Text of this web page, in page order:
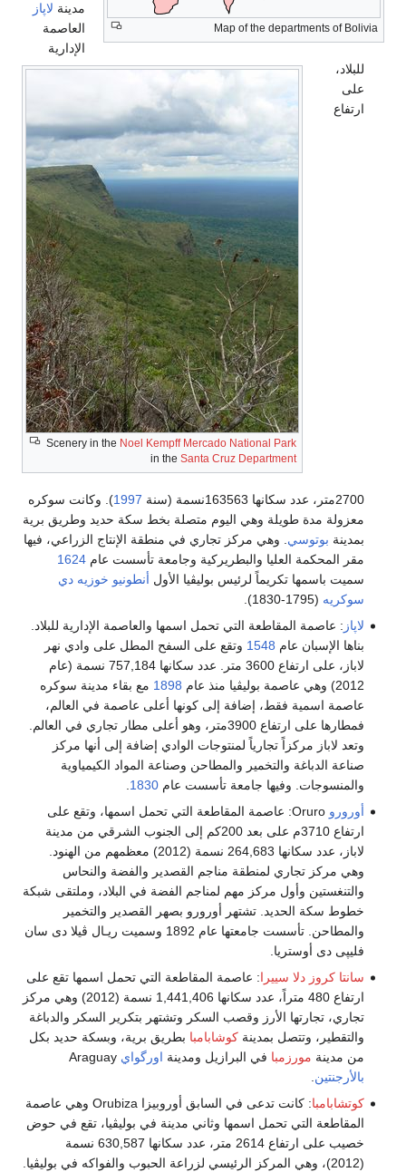
Map of the departments of Bolivia
Scenery in theNoel Kempff Mercado National Park
in theSanta Cruz Department
مدينةلاپاز
العاصمة
الإدارية
للبلاد،
على
ارتفاع
2700متر، عدد سكانها 163563نسمة (سنة 1997). وكانت سوكره
معزولة مدة طويلة وهي اليوم متصلة بخط سكة حديد وطريق برية
بمدينةبوتوسي. وهي مركز تجاري في منطقة الإنتاج الزراعي، فيها
مقر المحكمة العليا والبطريركية وجامعة تأسست عام1624
سميت باسمها تكريماً لرئيس بوليڤيا الأول أنطونيو خوزيه دي
سوكريه(1795-1830).
لاپاز: عاصمة المقاطعة التي تحمل اسمها والعاصمة الإدارية للبلاد.
بناها الإسبان عام1548وتقع على السفح المطل على وادي نهر
لاباز، على ارتفاع 3600 متر. عدد سكانها 757,184 نسمة (عام
2012) وهي عاصمة بوليڤيا منذ عام
1898مع بقاء مدينة سوكره
عاصمة اسمية فقط، إضافة إلى كونها أعلى عاصمة في العالم،
فمطارها على ارتفاع 3900متر، وهو أعلى مطار تجاري في العالم.
وتعد لاباز مركزاً تجارياً لمنتوجات الوادي إضافة إلى أنها مركز
صناعة الدباغة والتخمير والمطاحن وصناعة المواد الكيمياوية
والمنسوجات. وفيها جامعة تأسست عام1830
.
أورورو
Oruro: عاصمة المقاطعة التي تحمل اسمها، وتقع على
ارتفاع 3710م على بعد 200كم إلى الجنوب الشرقي من مدينة
لاباز، عدد سكانها 264,683 نسمة (2012) معظمهم من الهنود.
وهي مركز تجاري لمنطقة مناجم القصدير والفضة والنحاس
والتنغستين وأول مركز مهم لمناجم الفضة في البلاد، وملتقى شبكة
خطوط سكة الحديد. تشتهر أورورو بصهر القصدير والتخمير
والمطاحن. تأسست جامعتها عام 1892 وسميت ريـال ڤيلا دى سان
فليپى دى أوستريا.
سانتا كروز دلا سييرا: عاصمة المقاطعة التي تحمل اسمها تقع على
ارتفاع 480 متراً، عدد سكانها 1,441,406 نسمة (2012) وهي مركز
تجاري، تجارتها الأرز وقصب السكر وتشتهر بتكرير السكر والدباغة
والتقطير، وتتصل بمدينةكوشابامبابطريق برية، وبسكة حديد بكل
من مدينةمورزمبافي البرازيل ومدينةاورگوايAraguay
بالأرجنتين.
كوتشابامبا
: كانت تدعى في السابق أوروبيزا Orubiza وهي عاصمة
المقاطعة التي تحمل اسمها وثاني مدينة في بوليڤيا، تقع في حوض
خصيب على ارتفاع 2614 متر، عدد سكانها 630,587 نسمة
(2012)، وهي المركز الرئيسي لزراعة الحبوب والفواكه في بوليڤيا.